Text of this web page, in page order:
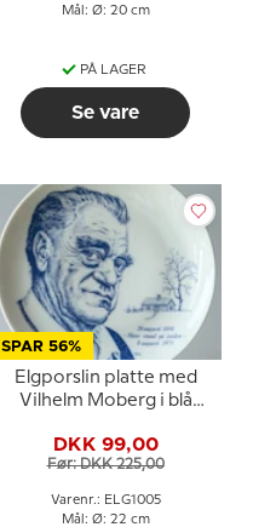
Mål: Ø: 20 cm
PÅ LAGER
Se vare
SPAR 56%
Elgporslin platte med
Vilhelm Moberg i blå
DKK 99,00
Før: DKK 225,00
Varenr.: ELG1005
Mål: Ø: 22 cm